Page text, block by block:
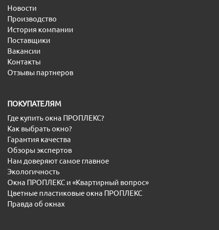
Новости
Производство
История компании
Поставщики
Вакансии
Контакты
Отзывы партнеров
ПОКУПАТЕЛЯМ
Где купить окна ПРОПЛЕКС?
Как выбрать окно?
Гарантия качества
Обзоры экспертов
Нам доверяют самое главное
Экологичность
Окна ПРОПЛЕКС и «Квартирный вопрос»
Цветные пластиковые окна ПРОПЛЕКС
Правда об окнах